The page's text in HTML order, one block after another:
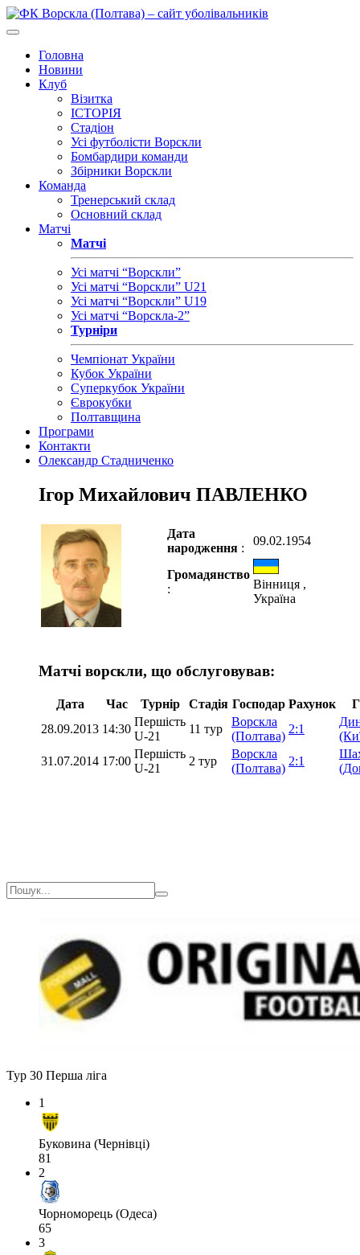
Головна
Новини
Клуб
Візитка
ІСТОРІЯ
Стадіон
Усі футболісти Ворскли
Бомбардири команди
Збірники Ворскли
Команда
Тренерський склад
Основний склад
Матчі
Матчі
Усі матчі “Ворскли”
Усі матчі “Ворскли” U21
Усі матчі “Ворскли” U19
Усі матчі “Ворскла-2”
Турніри
Чемпіонат України
Кубок України
Суперкубок України
Єврокубки
Полтавщина
Програми
Контакти
Олександр Стадниченко
Ігор Михайлович ПАВЛЕНКО
Дата
народження :
09.02.1954
Громадянство
:
Вінниця ,
Україна
Матчі ворскли, що обслуговував:
Дата Час Турнір Стадія Господар Рахунок
28.09.2013 14:30
Першість
U-21
11 тур
Ворскла
(Полтава)
2:1
31.07.2014 17:00
Першість
U-21
2 тур
Ворскла
(Полтава)
2:1
Тур 30 Перша ліга
1
Буковина (Чернівці)
81
2
Чорноморець (Одеса)
65
3